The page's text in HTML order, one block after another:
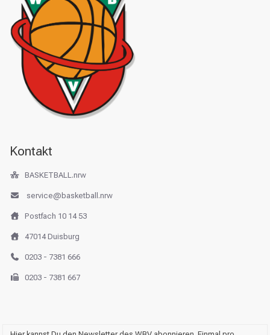
Kontakt
BASKETBALL.nrw
service@basketball.nrw
Postfach 10 14 53
47014 Duisburg
0203 - 7381 666
0203 - 7381 667